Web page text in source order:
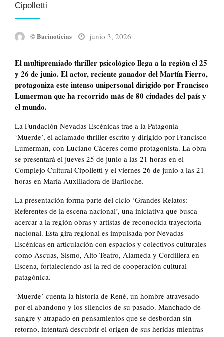
Cipolletti
© Barinoticias
Posted
junio 3, 2026
El multipremiado thriller psicológico llega a la región el 25
y 26 de junio. El actor, reciente ganador del Martín Fierro,
protagoniza este intenso unipersonal dirigido por Francisco
Lumerman que ha recorrido más de 80 ciudades del país y
el mundo.
La Fundación Nevadas Escénicas trae a la Patagonia
‘Muerde’, el aclamado thriller escrito y dirigido por Francisco
Lumerman, con Luciano Cáceres como protagonista. La obra
se presentará el jueves 25 de junio a las 21 horas en el
Complejo Cultural Cipolletti y el viernes 26 de junio a las 21
horas en María Auxiliadora de Bariloche.
La presentación forma parte del ciclo ‘Grandes Relatos:
Referentes de la escena nacional’, una iniciativa que busca
acercar a la región obras y artistas de reconocida trayectoria
nacional. Esta gira regional es impulsada por Nevadas
Escénicas en articulación con espacios y colectivos culturales
como Ascuas, Sismo, Alto Teatro, Alameda y Cordillera en
Escena, fortaleciendo así la red de cooperación cultural
patagónica.
‘Muerde’ cuenta la historia de René, un hombre atravesado
por el abandono y los silencios de su pasado. Manchado de
sangre y atrapado en pensamientos que se desbordan sin
retorno, intentará descubrir el origen de sus heridas mientras